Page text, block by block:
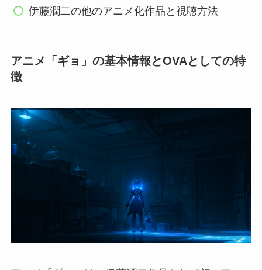
伊藤潤二の他のアニメ化作品と視聴方法
アニメ「ギョ」の基本情報とOVAとしての特
徴